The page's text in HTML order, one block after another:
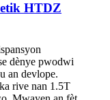
HTDZ
dènye pwodwi
an devlope.
rive nan 1.5T